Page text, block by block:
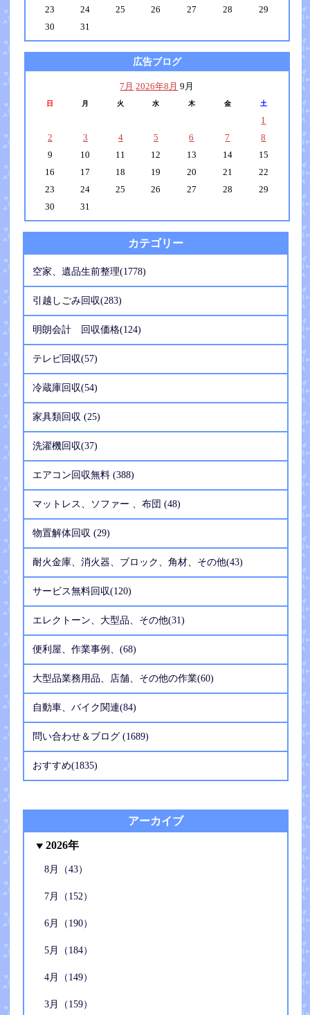
23
24 25 26 27 28
29
30
31
広告ブログ
7月 2026年8月 9月
日 月 火 水 木 金 土
1
2
3 4 5 6 7
8
9
10 11 12 13 14
15
16
17 18 19 20 21
22
23
24 25 26 27 28
29
30
31
カテゴリー
空家、遺品生前整理(1778)
引越しごみ回収(283)
明朗会計 回収価格(124)
テレビ回収(57)
冷蔵庫回収(54)
家具類回収 (25)
洗濯機回収(37)
エアコン回収無料 (388)
マットレス、ソファー 、布団 (48)
物置解体回収 (29)
耐火金庫、消火器、ブロック、角材、その他(43)
サービス無料回収(120)
エレクトーン、大型品、その他(31)
便利屋、作業事例、(68)
大型品業務用品、店舗、その他の作業(60)
自動車、バイク関連(84)
問い合わせ＆ブログ (1689)
おすすめ(1835)
アーカイブ
2026年
8月（43）
7月（152）
6月（190）
5月（184）
4月（149）
3月（159）